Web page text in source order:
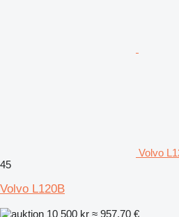
Volvo
45
Volvo L120B
10 500 kr ≈ 957,70 €